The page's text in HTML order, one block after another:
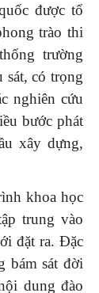
được tổ
trào thi
trường
sát, có trọng
nghiên cứu
bước phát
xây dựng,
khoa học
trung vào
đặt ra. Đặc
bám sát đời
dung đào